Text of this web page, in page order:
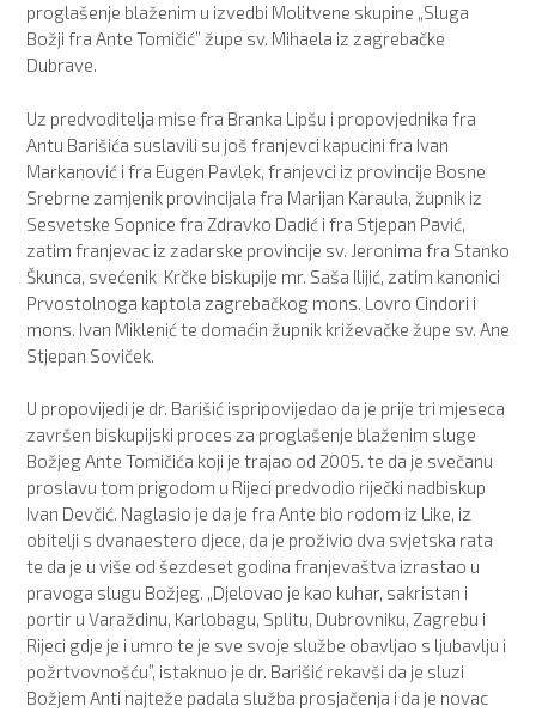
proglašenje blaženim u izvedbi Molitvene skupine „Sluga
Božji fra Ante Tomičić” župe sv. Mihaela iz zagrebačke
Dubrave.
Uz predvoditelja mise fra Branka Lipšu i propovjednika fra
Antu Barišića suslavili su još franjevci kapucini fra Ivan
Markanović i fra Eugen Pavlek, franjevci iz provincije Bosne
Srebrne zamjenik provincijala fra Marijan Karaula, župnik iz
Sesvetske Sopnice fra Zdravko Dadić i fra Stjepan Pavić,
zatim franjevac iz zadarske provincije sv. Jeronima fra Stanko
Škunca, svećenik Krčke biskupije mr. Saša Ilijić, zatim kanonici
Prvostolnoga kaptola zagrebačkog mons. Lovro Cindori i
mons. Ivan Miklenić te domaćin župnik križevačke župe sv. Ane
Stjepan Soviček.
U propovijedi je dr. Barišić ispripovijedao da je prije tri mjeseca
završen biskupijski proces za proglašenje blaženim sluge
Božjeg Ante Tomičića koji je trajao od 2005. te da je svečanu
proslavu tom prigodom u Rijeci predvodio riječki nadbiskup
Ivan Devčić. Naglasio je da je fra Ante bio rodom iz Like, iz
obitelji s dvanaestero djece, da je proživio dva svjetska rata
te da je u više od šezdeset godina franjevaštva izrastao u
pravoga slugu Božjeg. „Djelovao je kao kuhar, sakristan i
portir u Varaždinu, Karlobagu, Splitu, Dubrovniku, Zagrebu i
Rijeci gdje je i umro te je sve svoje službe obavljao s ljubavlju i
požrtvovnošću”, istaknuo je dr. Barišić rekavši da je sluzi
Božjem Anti najteže padala služba prosjačenja i da je novac